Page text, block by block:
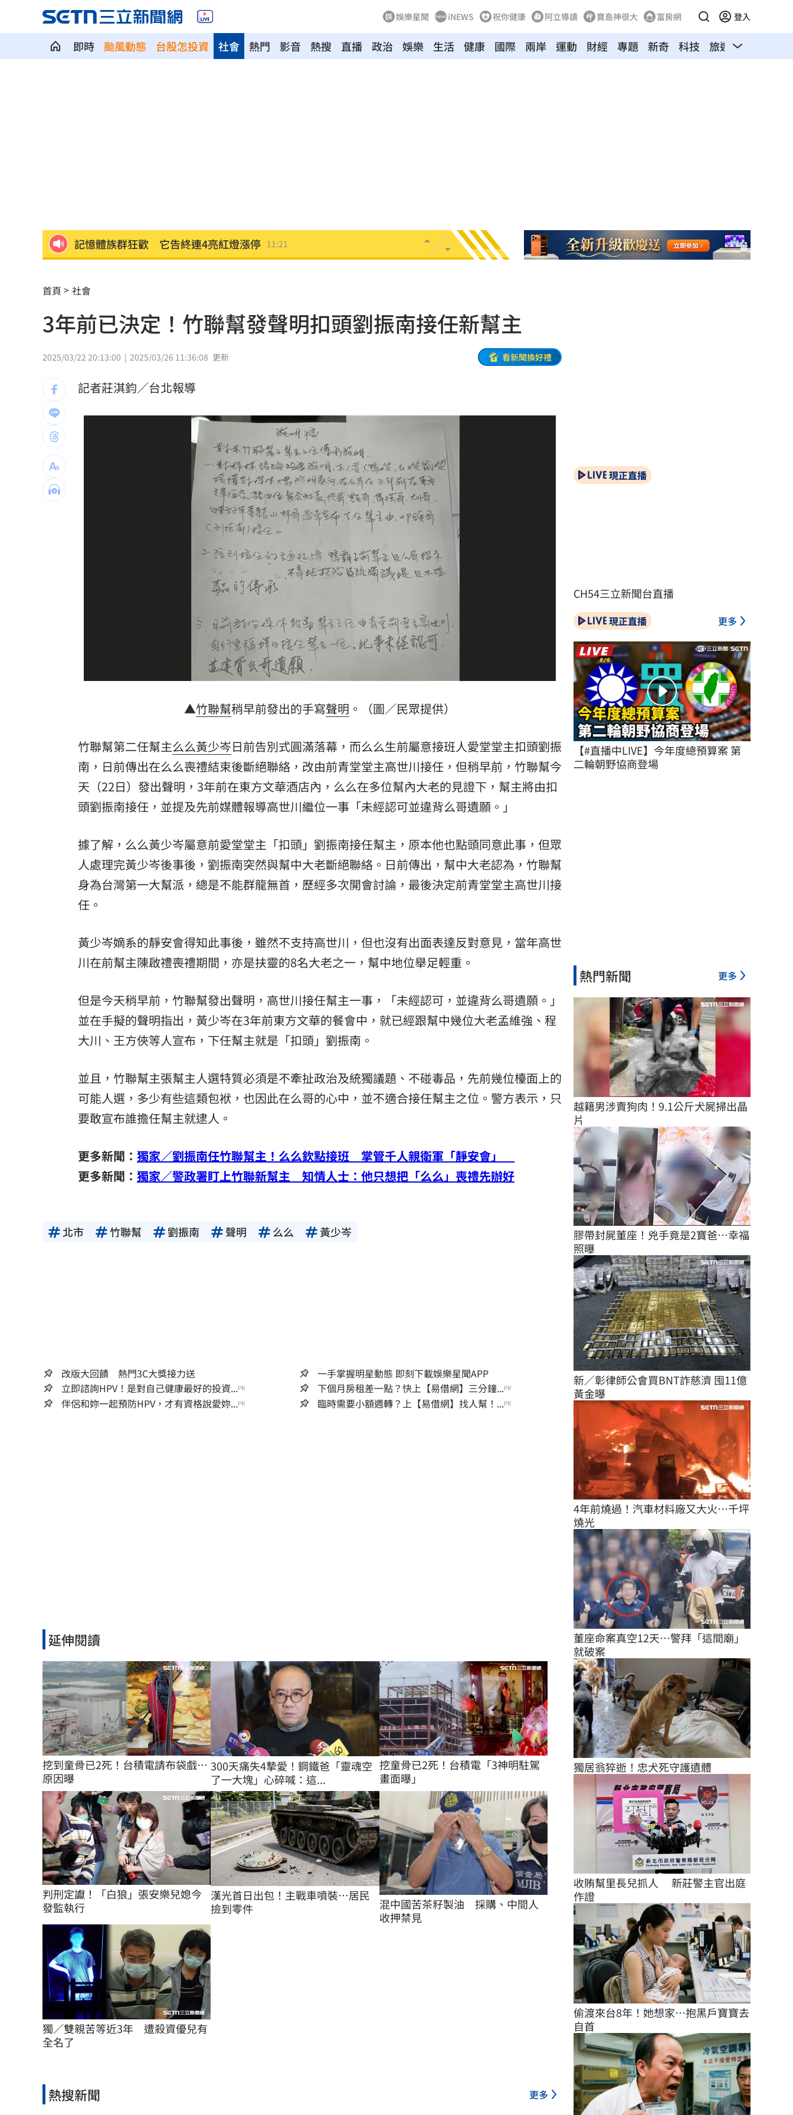
娛樂星聞 iNEWS 祝你健康 阿立導讀 寶島神很大 富房網 登入
即時 颱風動態 台股怎投資 熱門 影音 熱搜 直播 政治
社會 娛樂 生活 健康 國際 兩岸 運動 財經 專題 新奇 科技 旅遊 汽車
記憶體族群狂歡 它告終連4亮紅燈漲停 11:21
《玫瑰瞳鈴眼》隔27年突翻紅 老粉全瘋了
長榮航12/1直飛印度德里 放眼商務與轉運 11:19
黃仁勳個資外洩 「黑夜奇俠」等12人起訴
連戰二媳動怒點名財政部 開轟：不負責任
原民抗議傅崐萁被架走 4小黨要求究責 11:10
攝影爆跳槽李多慧！Joeman憂建文離職發聲 11:08
專家：「這裡」有機會單獨發白海豚陸警 11:08
印度男來台觀光又偷又騙…把全聯當提款機 11:06
來台搭北捷偷卡盜刷！港男撈百萬準備買房 11:04
東發號遭出征！蔣萬安：麵線油飯我都喜歡
傳陸客在港投保收益需繳稅 保險股衝擊 11:02
LIVE三立+24小時直播
三立iNEWS新聞台線上直播 18:00
父親節送會拉筋的按摩椅 爸爸「筋歡喜」 18:00
油品食安事件引關注 挑選保健食品要注意 13:00
罕病博士彭士齊 輪椅上的生命覺醒！ 11:00
酷澎「爸氣父親節」國際官方品牌齊聚 11:00
首頁 社會
3年前已決定！竹聯幫發聲明扣頭劉振南接任新幫主
2025/03/22 20:13:00 2025/03/26 11:36:08 更新 看新聞換好禮
記者莊淇鈞／台北報導
▲竹聯幫稍早前發出的手寫聲明 。（圖／民眾提供）
竹聯幫第二任幫主么么黃少岑日前告別式圓滿落幕，而么么生前屬意接班人愛堂堂主扣頭劉振
南 ，日前傳出在么么喪禮結束後斷絕聯絡，改由前青堂堂主高世川接任，但稍早前，竹聯幫今
天（22日）發出聲明，3年前在東方文華酒店內，么么在多位幫內大老的見證下，幫主將由扣
頭劉振南接任，並提及先前媒體報導高世川繼位一事「未經認可並違背么哥遺願。」
據了解，么么黃少岑屬意前愛堂堂主「扣頭」劉振南接任幫主，原本他也點頭同意此事，但眾
人處理完黃少岑後事後，劉振南突然與幫中大老斷絕聯絡。日前傳出，幫中大老認為，竹聯幫
身為台灣第一大幫派，總是不能群龍無首，歷經多次開會討論，最後決定前青堂堂主高世川接
任。
黃少岑嫡系的靜安會得知此事後，雖然不支持高世川，但也沒有出面表達反對意見，當年高世
川在前幫主陳啟禮喪禮期間，亦是扶靈的8名大老之一，幫中地位舉足輕重。
但是今天稍早前，竹聯幫發出聲明，高世川接任幫主一事，「未經認可，並違背么哥遺願。」
並在手擬的聲明指出，黃少岑在3年前東方文華的餐會中，就已經跟幫中幾位大老孟維強、程
大川、王方俠等人宣布，下任幫主就是「扣頭」劉振南。
並且，竹聯幫主張幫主人選特質必須是不牽扯政治及統獨議題、不碰毒品，先前幾位檯面上的
可能人選，多少有些這類包袱，也因此在么哥的心中，並不適合接任幫主之位。警方表示，只
要敢宣布誰擔任幫主就逮人。
更多新聞： 獨家／劉振南任竹聯幫主！么么欽點接班 掌管千人親衛軍「靜安會」
更多新聞： 獨家／警政署盯上竹聯新幫主 知情人士：他只想把「么么」喪禮先辦好
北市 竹聯幫 劉振南 聲明 么么 黃少岑
改版大回饋 熱門3C大獎接力送
一手掌握明星動態 即刻下載娛樂星聞APP
立即諮詢HPV！是對自己健康最好的投資...PR 下個月房租差一點？快上【易借網】三分鐘...PR
伴侶和妳一起預防HPV，才有資格說愛妳...PR 臨時需要小額週轉？上【易借網】找人幫！...PR
延伸閱讀
挖到童骨已2死！台積電請布袋戲…
原因曝
300天痛失4摯愛！鋼鐵爸「靈魂空
了一大塊」心碎喊：這...
挖童骨已2死！台積電「3神明駐駕
畫面曝」
判刑定讞！「白狼」張安樂兒媳今
發監執行
漢光首日出包！主戰車噴裝…居民
撿到零件
混中國苦茶籽製油　採購、中間人
收押禁見
獨／雙親苦等近3年　遭殺資優兒有
全名了
熱搜新聞 更多
現正直播
CH54三立新聞台直播
現正直播 更多
【#直播中LIVE】今年度總預算案 第
二輪朝野協商登場
熱門新聞 更多
越籍男涉賣狗肉！9.1公斤犬屍掃出晶
片
膠帶封屍董座！兇手竟是2寶爸…幸福
照曝
新／彰律師公會買BNT詐慈濟 囤11億
黃金曝
4年前燒過！汽車材料廠又大火…千坪
燒光
董座命案真空12天…警拜「這間廟」
就破案
獨居翁猝逝！忠犬死守護遺體
收賄幫里長兒抓人 　新莊警主官出庭
作證
偷渡來台8年！她想家…抱黑戶寶寶去
自首